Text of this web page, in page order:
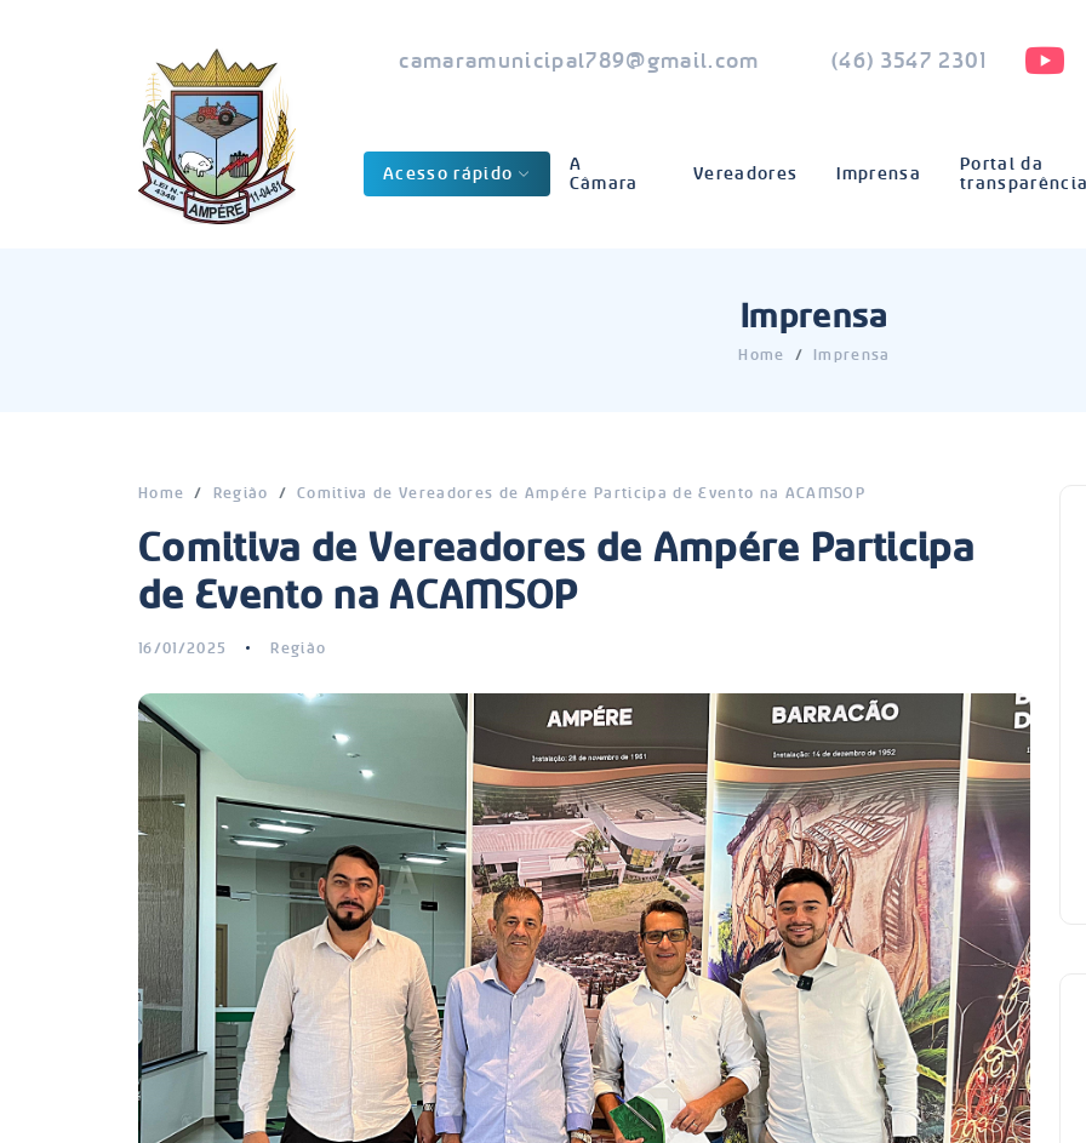
camaramunicipal789@gmail.com (46) 3547 2301
Acesso rápido
A
Câmara
Vereadores Imprensa
Portal da
transparência
Imprensa
Home Imprensa
Home Região Comitiva de Vereadores de Ampére Participa de Evento na ACAMSOP
Comitiva de Vereadores de Ampére Participa
de Evento na ACAMSOP
16/01/2025 Região